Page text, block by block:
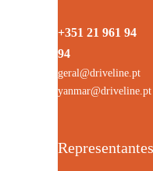
+351 21 961 94
94
geral@driveline.pt
yanmar@driveline.pt